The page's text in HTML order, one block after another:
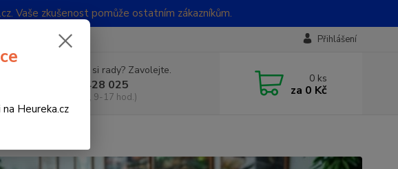
Vaše zkušenost pomůže ostatním zákazníkům.
Přihlášení
Nevíte si rady? Zavolejte.
732 428 025
(Po-Pá, 9-17 hod.)
0 ks
za 0 Kč
Heureka.cz